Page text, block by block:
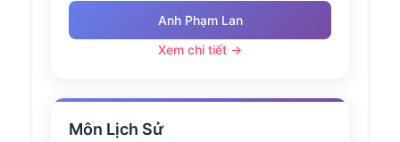
Anh Phạm Lan
Xem chi tiết →
Môn Lịch Sử